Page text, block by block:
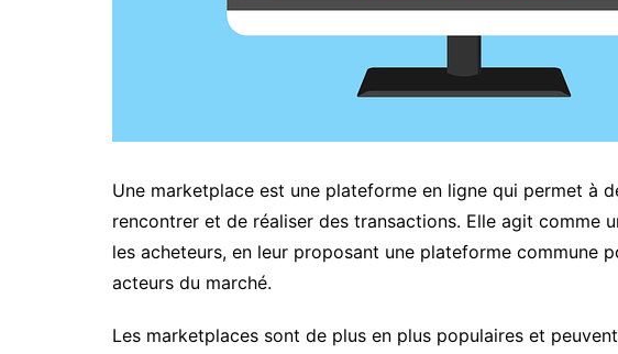
Une marketplace est une plateforme en ligne qui permet à
rencontrer et de réaliser des transactions. Elle agit comme
les acheteurs, en leur proposant une plateforme commune
acteurs du marché.
Les marketplaces sont de plus en plus populaires et